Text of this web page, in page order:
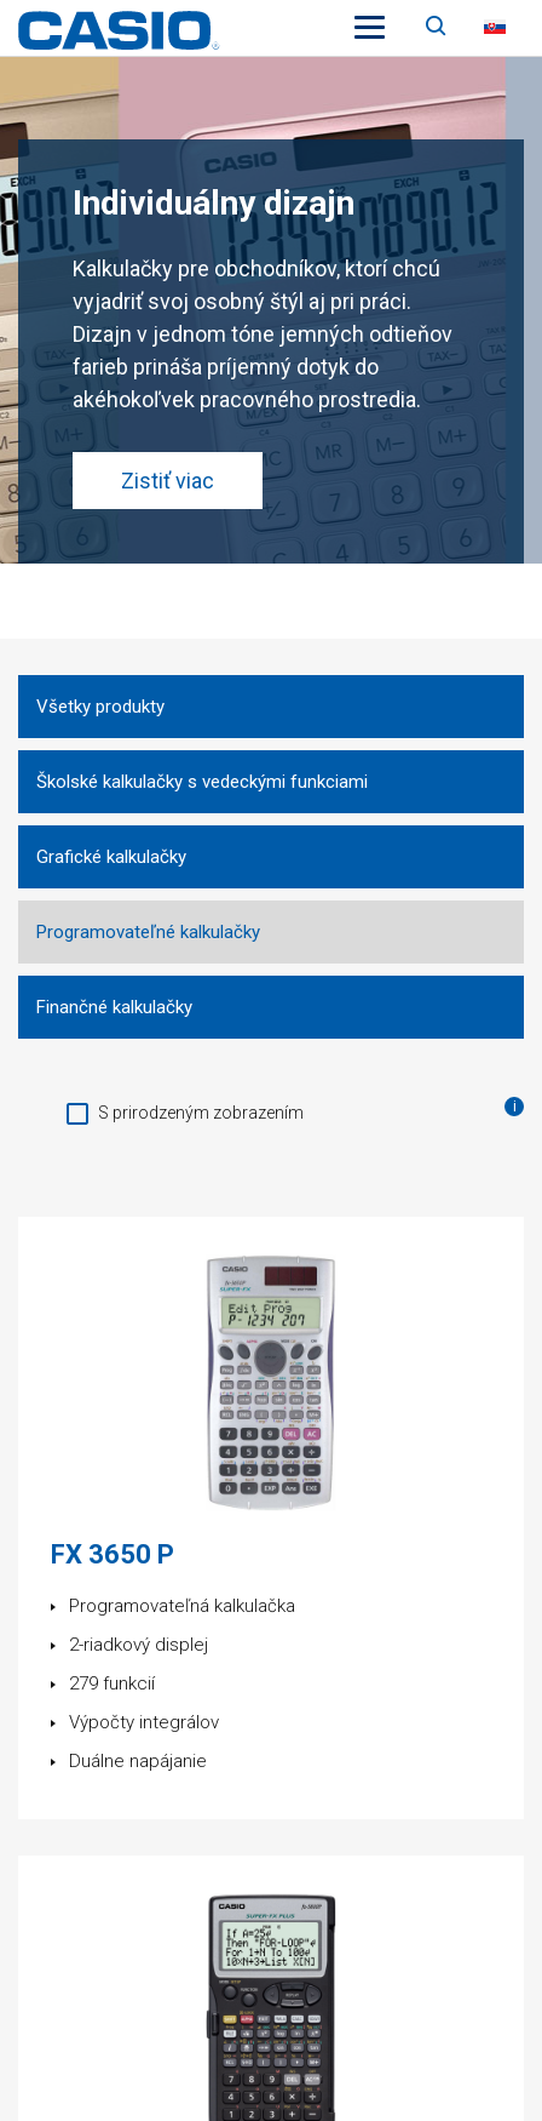
Individuálny dizajn
Kalkulačky pre obchodníkov, ktorí chcú
vyjadriť svoj osobný štýl aj pri práci.
Dizajn v jednom tóne jemných odtieňov
farieb prináša príjemný dotyk do
akéhokoľvek pracovného prostredia.
Zistiť viac
Všetky produkty
Školské kalkulačky s vedeckými funkciami
Grafické kalkulačky
Programovateľné kalkulačky
Finančné kalkulačky
S prirodzeným zobrazením
FX 3650 P
Programovateľná kalkulačka
2-riadkový displej
279 funkcií
Výpočty integrálov
Duálne napájanie